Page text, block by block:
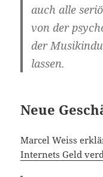
auch alle
von der
der
lassen.
Neue
Marcel Weiss
Internets Geld